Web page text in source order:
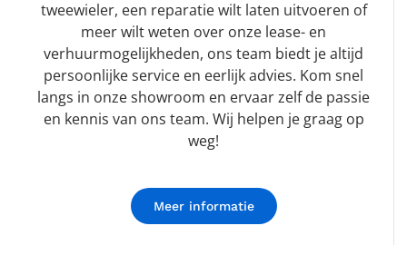
tweewieler, een reparatie wilt laten uitvoeren of
meer wilt weten over onze lease- en
verhuurmogelijkheden, ons team biedt je altijd
persoonlijke service en eerlijk advies. Kom snel
langs in onze showroom en ervaar zelf de passie
en kennis van ons team. Wij helpen je graag op
weg!
Meer informatie